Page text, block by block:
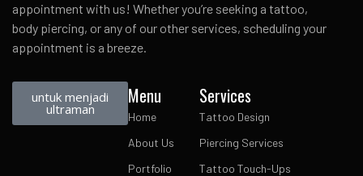
appointment with us! Whether you’re seeking a tattoo,
body piercing, or any of our other services, scheduling your
appointment is a breeze.
untuk menjadi
ultraman
Menu
Home
About Us
Portfolio
Services
Tattoo Design
Piercing Services
Tattoo Touch-Ups